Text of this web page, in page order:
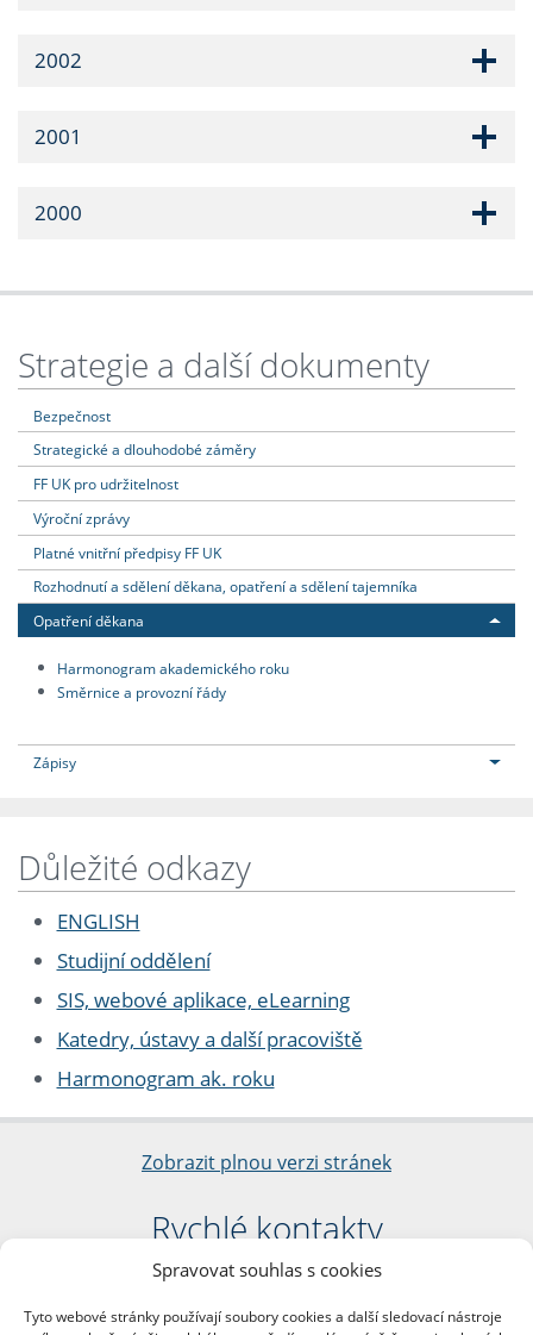
Spravovat souhlas s cookies
Tyto webové stránky používají soubory cookies a další sledovací nástroje
2002
2001
2000
Strategie a další dokumenty
Bezpečnost
Strategické a dlouhodobé záměry
FF UK pro udržitelnost
Výroční zprávy
Platné vnitřní předpisy FF UK
Rozhodnutí a sdělení děkana, opatření a sdělení tajemníka
Opatření děkana
Harmonogram akademického roku
Směrnice a provozní řády
Zápisy
Důležité odkazy
ENGLISH
Studijní oddělení
SIS, webové aplikace, eLearning
Katedry, ústavy a další pracoviště
Harmonogram ak. roku
Zobrazit plnou verzi stránek
Rychlé kontakty
Filozofická fakulta
nám. Jana Palacha 1/2